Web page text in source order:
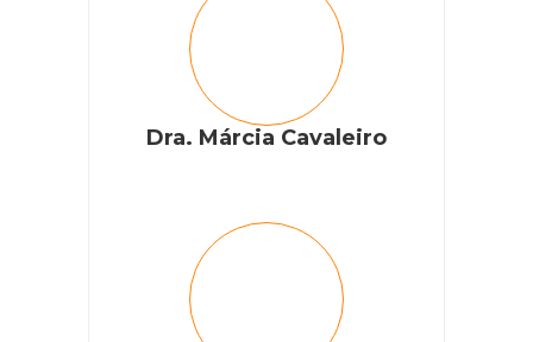
Dra. Márcia Cavaleiro